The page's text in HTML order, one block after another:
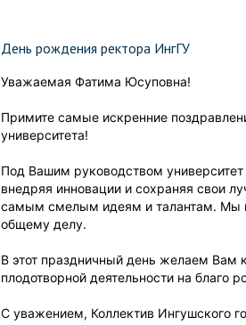
День рождения ректора ИнгГУ
Уважаемая Фатима Юсуповна!
Примите самые искренние
университета!
Под Вашим руководством
внедряя инновации и сохраняя свои
самым смелым идеям и талантам. Мы
общему делу.
В этот праздничный день желаем Вам
плодотворной деятельности на благо
С уважением, Коллектив Ингушского